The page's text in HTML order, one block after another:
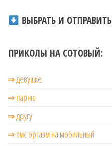
ВЫБРАТЬ И ОТПРАВИТЬ
ПРИКОЛЫ НА СОТОВЫЙ:
⇒ девушке
⇒ парню
⇒ другу
⇒ смс оргазм на мобильный